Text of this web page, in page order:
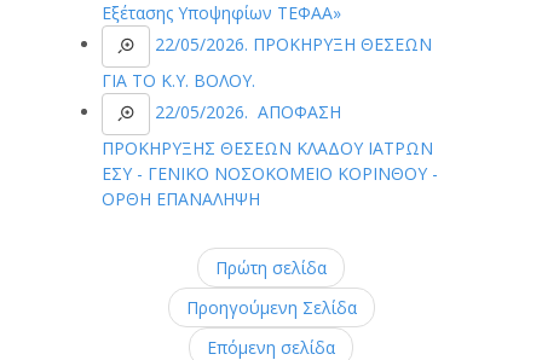
Εξέτασης Υποψηφίων ΤΕΦΑΑ»
22/05/2026. ΠΡΟΚΗΡΥΞΗ ΘΕΣΕΩΝ
ΓΙΑ ΤΟ Κ.Υ. ΒΟΛΟΥ.
22/05/2026. ΑΠΟΦΑΣΗ
ΠΡΟΚΗΡΥΞΗΣ ΘΕΣΕΩΝ ΚΛΑΔΟΥ ΙΑΤΡΩΝ
ΕΣΥ - ΓΕΝΙΚΟ ΝΟΣΟΚΟΜΕΙΟ ΚΟΡΙΝΘΟΥ -
ΟΡΘΗ ΕΠΑΝΑΛΗΨΗ
Πρώτη σελίδα
Προηγούμενη Σελίδα
Επόμενη σελίδα